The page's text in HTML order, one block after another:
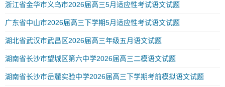
浙江省金华市义乌市2026届高三5月适应性考试语文试题
广东省中山市2026届高三下学期5月适应性考试语文试题
湖北省武汉市武昌区2026届高三年级五月语文试题
湖南省长沙市望城区第六中学2026届高三二模语文试题
湖南省长沙市岳麓实验中学2026届高三下学期考前模拟语文试题